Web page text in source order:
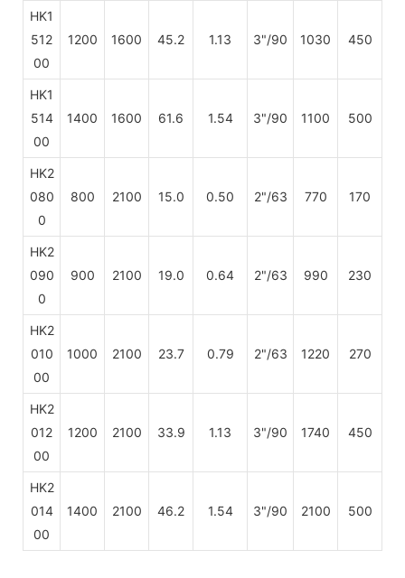
HK1
512
00
1200 1600 45.2 1.13 3"/90 1030 450
HK1
514
00
1400 1600 61.6 1.54 3"/90 1100 500
HK2
080
0
800 2100 15.0 0.50 2"/63 770 170
HK2
090
0
900 2100 19.0 0.64 2"/63 990 230
HK2
010
00
1000 2100 23.7 0.79 2"/63 1220 270
HK2
012
00
1200 2100 33.9 1.13 3"/90 1740 450
HK2
014
00
1400 2100 46.2 1.54 3"/90 2100 500